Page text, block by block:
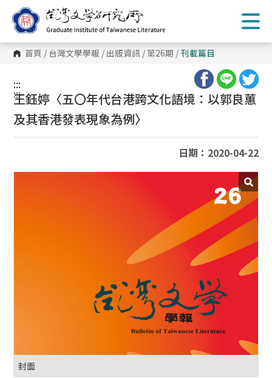
到
主
內
容 首頁 / 台灣文學學報 / 出版資訊 / 第26期 / 刊載篇目
:::
:::
王鈺婷〈五〇年代台港跨文化語境：以郭良蕙
及其香港發表現象為例〉
日期：2020-04-22
封面